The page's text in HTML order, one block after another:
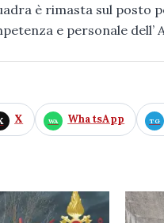
è rimasta sul posto
e personale dell’
X WhatsApp